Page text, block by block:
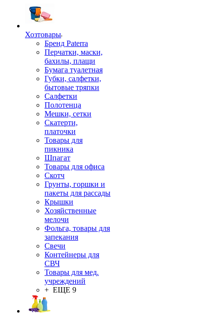
Хозтовары
Бренд Paterra
Перчатки, маски,
бахилы, плащи
Бумага туалетная
Губки, салфетки,
бытовые тряпки
Салфетки
Полотенца
Мешки, сетки
Скатерти,
платочки
Товары для
пикника
Шпагат
Товары для офиса
Скотч
Грунты, горшки и
пакеты для рассады
Крышки
Хозяйственные
мелочи
Фольга, товары для
запекания
Свечи
Контейнеры для
СВЧ
Товары для мед.
учреждений
+ ЕЩЕ 9